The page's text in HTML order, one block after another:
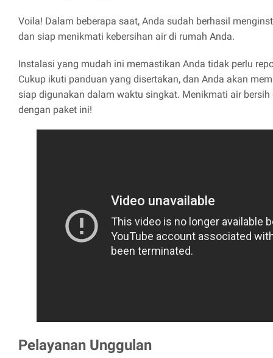
Voila! Dalam beberapa saat, Anda sudah berhasil
dan siap menikmati kebersihan air di rumah Anda.
Instalasi yang mudah ini memastikan Anda tidak perlu
Cukup ikuti panduan yang disertakan, dan Anda akan
siap digunakan dalam waktu singkat. Menikmati air
dengan paket ini!
Pelayanan Unggulan